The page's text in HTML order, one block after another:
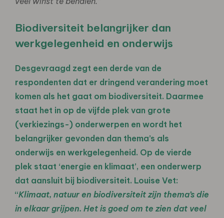
Biodiversiteit belangrijker dan
werkgelegenheid en onderwijs
Desgevraagd zegt een derde van de
respondenten dat er dringend verandering moet
komen als het gaat om biodiversiteit. Daarmee
staat het in op de vijfde plek van grote
(verkiezings-) onderwerpen en wordt het
belangrijker gevonden dan thema’s als
onderwijs en werkgelegenheid. Op de vierde
plek staat ‘energie en klimaat’, een onderwerp
dat aansluit bij biodiversiteit. Louise Vet:
“Klimaat, natuur en biodiversiteit zijn thema’s die
in elkaar grijpen. Het is goed om te zien dat veel